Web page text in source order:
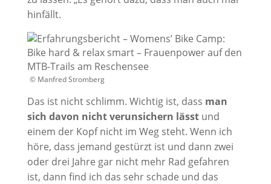
hinfällt.
© Manfred Stromberg
Das ist nicht schlimm. Wichtig ist, dass man
sich davon nicht verunsichern lässtund
einem der Kopf nicht im Weg steht. Wenn ich
höre, dass jemand gestürzt ist und dann zwei
oder drei Jahre gar nicht mehr Rad gefahren
ist, dann find ich das sehr schade und das